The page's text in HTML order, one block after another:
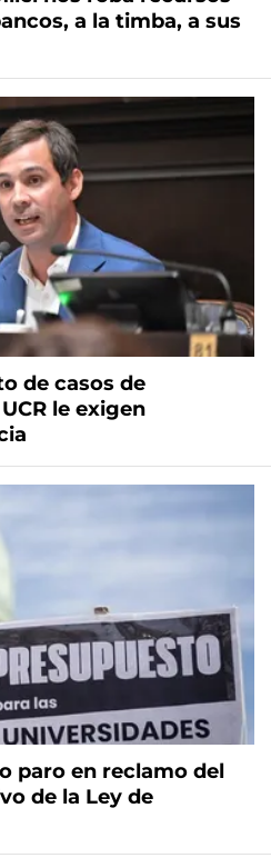
a la timba, a sus
de casos de
le exigen
paro en reclamo del
de la Ley de